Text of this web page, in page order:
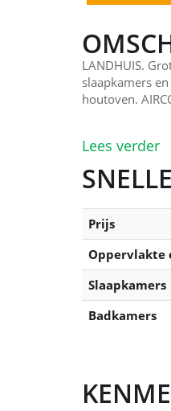
LANDHUIS.
slaapkamers
houtoven.
Lees verder
Prijs
Oppervlakte
Slaapkamers
Badkamers